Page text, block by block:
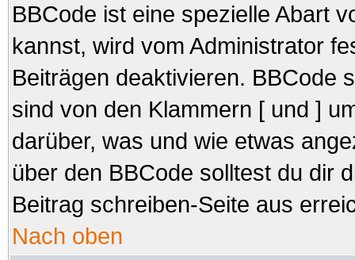
BBCode ist eine spezielle Abart
kannst, wird vom Administrator
Beiträgen deaktivieren. BBCode
sind von den Klammern [ und ]
darüber, was und wie etwas
über den BBCode solltest du dir
Beitrag schreiben-Seite aus
Nach oben